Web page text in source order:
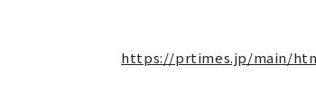
https://prtimes.jp/main/